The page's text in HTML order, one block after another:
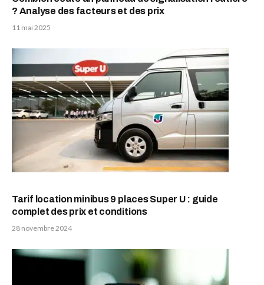
? Analyse des facteurs et des prix
11 mai 2025
Tarif location minibus 9 places Super U : guide
complet des prix et conditions
28 novembre 2024